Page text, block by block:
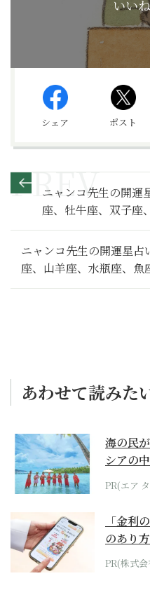
いい
シェア ポスト
ニャンコ先生の開運
座、牡牛座、双子座
ニャンコ先生の開運星占
座、山羊座、水瓶座、魚
あわせて読みた
海の民
シアの
らみえ
PR(エア
「金利
のあり
PR(株式